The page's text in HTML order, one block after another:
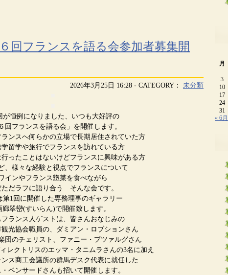
回フランスを語る会参加者募集開
2026年3月25日 16:28 - CATEGORY： 未分類
が恒例になりました、いつも大好評の
回フランスを語る会」を開催します。
ンスへ何らかの立場で長期居住されていた方
留学や旅行でフランスを訪れている方
ったことはないけどフランスに興味がある方
、様々な経験と視点でフランスについて
インやフランス惣菜を食べながら
ただラフに語り合う そんな会です。
第1回に開催した専務理事のギャラリー
廊翠巒(すいらん)で開催致します。
ランス人ゲストは、皆さんおなじみの
光協会職員の、ダミアン・ロブションさん
団のチェリスト、ファニー・プツァルグさん
レクトリスのエッマ・タニムラさんの3名に加え
ス商工会議所の群馬デスク代表に就任した
ベンサードさんも招いて開催します。
月
3
10
17
24
31
« 6月